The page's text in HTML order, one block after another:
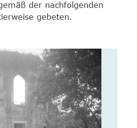
der nachfolgenden
gebeten.